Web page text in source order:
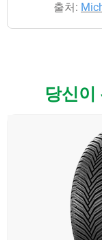
출처:
당신이